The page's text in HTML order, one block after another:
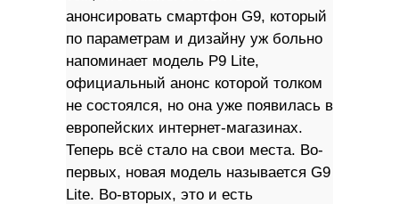
анонсировать смартфон G9, который
по параметрам и дизайну уж больно
напоминает модель P9 Lite,
официальный анонс которой толком
не состоялся, но она уже появилась в
европейских интернет-магазинах.
Теперь всё стало на свои места. Во-
первых, новая модель называется G9
Lite. Во-вторых, это и есть